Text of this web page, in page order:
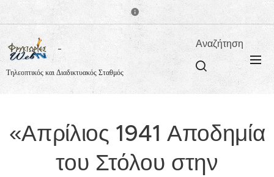
Τηλεοπτικός και Διαδικτυακός Σταθμός
Αναζήτηση
«Απρίλιος 1941 Αποδημία
του Στόλου στην